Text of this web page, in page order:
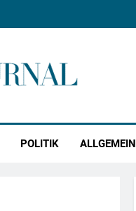
POLITIK ALLGEMEIN